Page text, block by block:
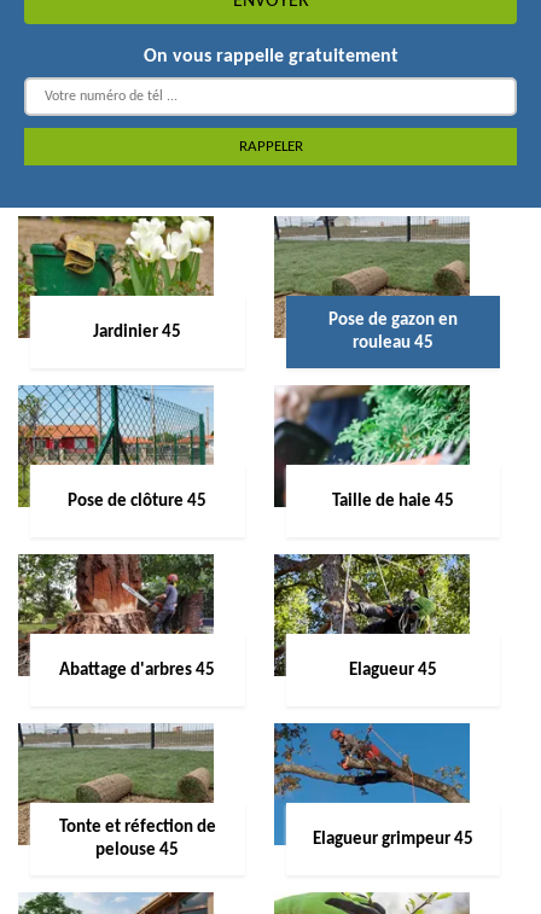
On vous rappelle gratuitement
Jardinier 45
Pose de gazon en
rouleau 45
Pose de clôture 45 Taille de haie 45
Abattage d'arbres 45 Elagueur 45
Tonte et réfection de
pelouse 45
Elagueur grimpeur 45